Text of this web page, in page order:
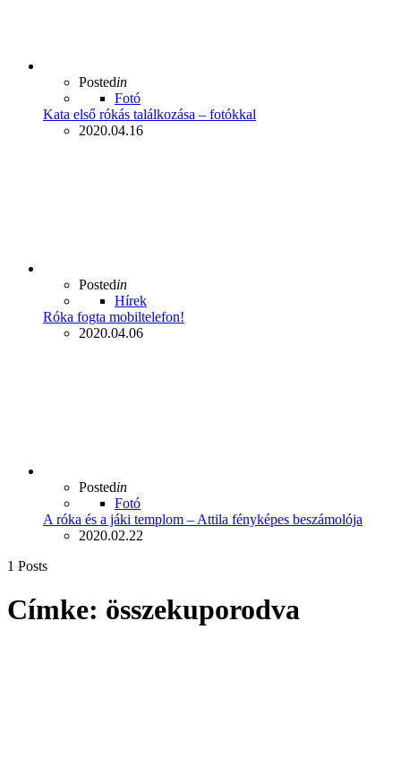
Postedin
Fotó
Kata első rókás találkozása – fotókkal
2020.04.16
Postedin
Hírek
Róka fogta mobiltelefon!
2020.04.06
Postedin
Fotó
A róka és a jáki templom – Attila fényképes beszámolója
2020.02.22
1 Posts
Címke: összekuporodva